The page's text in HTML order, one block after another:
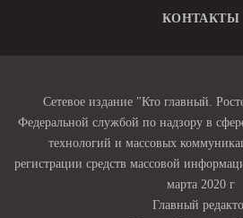
КОНТАКТЫ
Сетевое издание "Кто главный.
Федеральной службой по надзору в
технологий и массовых
регистрации средств массовой
марта 2020 г
Главный